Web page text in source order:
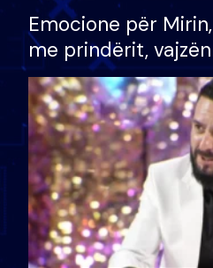
Emocione për
me prindërit,
bashkëshorten:
divorci apo jo?